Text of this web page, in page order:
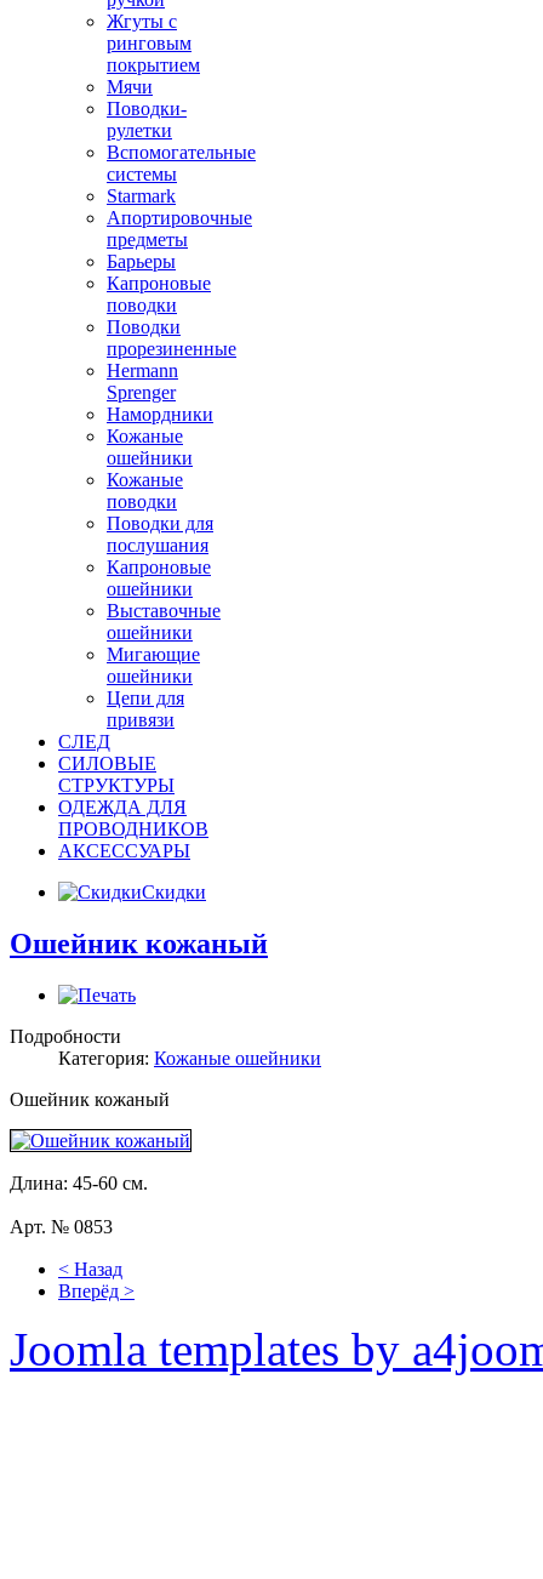
Жгуты с
ринговым
покрытием
Мячи
Поводки-
рулетки
Вспомогательные
системы
Starmark
Апортировочные
предметы
Барьеры
Капроновые
поводки
Поводки
прорезиненные
Hermann
Sprenger
Намордники
Кожаные
ошейники
Кожаные
поводки
Поводки для
послушания
Капроновые
ошейники
Выставочные
ошейники
Мигающие
ошейники
Цепи для
привязи
СЛЕД
СИЛОВЫЕ
СТРУКТУРЫ
ОДЕЖДА ДЛЯ
ПРОВОДНИКОВ
АКСЕССУАРЫ
Скидки
Ошейник кожаный
Подробности
Категория: Кожаные ошейники
Ошейник кожаный
Длина: 45-60 см.
Арт. № 0853
< Назад
Вперёд >
Joomla templates by